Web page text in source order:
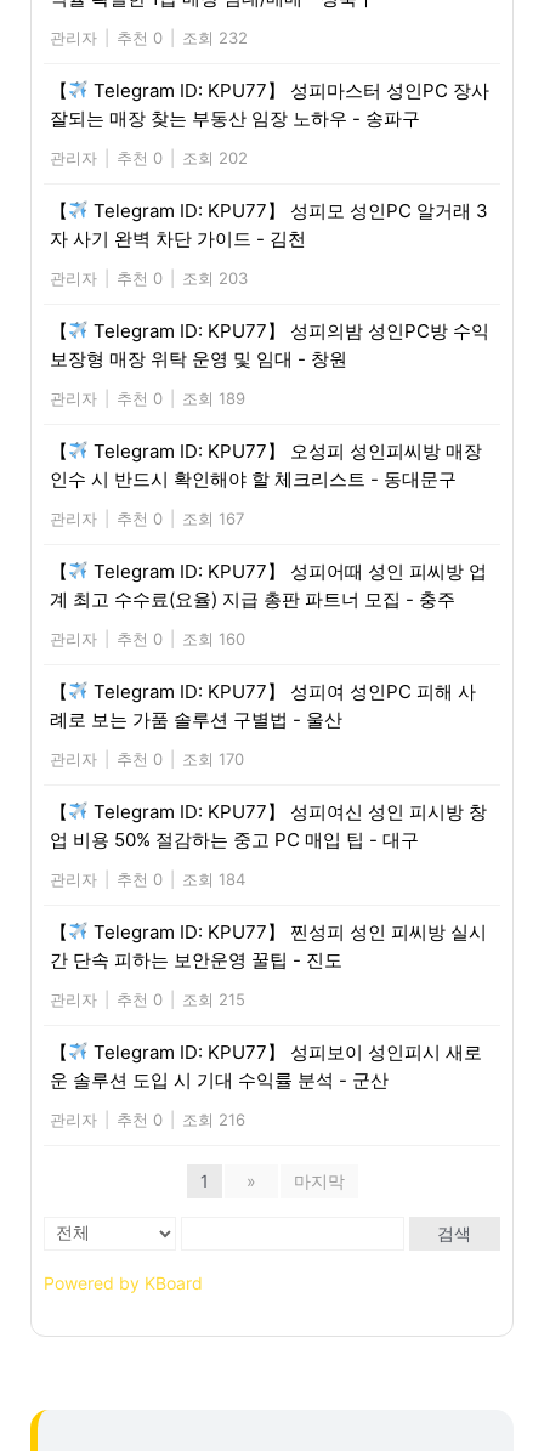
관리자 추천 0 조회 232
【
Telegram ID: KPU77】 성피마스터 성인PC 장사
잘되는 매장 찾는 부동산 임장 노하우 - 송파구
관리자 추천 0 조회 202
【
Telegram ID: KPU77】 성피모 성인PC 알거래 3
자 사기 완벽 차단 가이드 - 김천
관리자 추천 0 조회 203
【
Telegram ID: KPU77】 성피의밤 성인PC방 수익
보장형 매장 위탁 운영 및 임대 - 창원
관리자 추천 0 조회 189
【
Telegram ID: KPU77】 오성피 성인피씨방 매장
인수 시 반드시 확인해야 할 체크리스트 - 동대문구
관리자 추천 0 조회 167
【
Telegram ID: KPU77】 성피어때 성인 피씨방 업
계 최고 수수료(요율) 지급 총판 파트너 모집 - 충주
관리자 추천 0 조회 160
【
Telegram ID: KPU77】 성피여 성인PC 피해 사
례로 보는 가품 솔루션 구별법 - 울산
관리자 추천 0 조회 170
【
Telegram ID: KPU77】 성피여신 성인 피시방 창
업 비용 50% 절감하는 중고 PC 매입 팁 - 대구
관리자 추천 0 조회 184
【
Telegram ID: KPU77】 찐성피 성인 피씨방 실시
간 단속 피하는 보안운영 꿀팁 - 진도
관리자 추천 0 조회 215
【
Telegram ID: KPU77】 성피보이 성인피시 새로
운 솔루션 도입 시 기대 수익률 분석 - 군산
관리자 추천 0 조회 216
1 » 마지막
검색
Powered by KBoard